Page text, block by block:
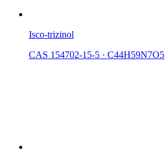
Isco-trizinol
CAS 154702-15-5 · C44H59N7O5